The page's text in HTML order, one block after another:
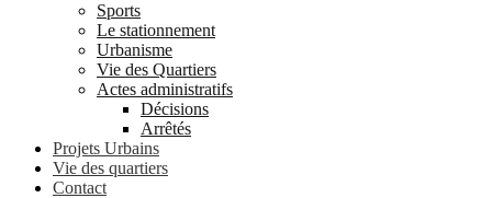
Sports
Le stationnement
Urbanisme
Vie des Quartiers
Actes administratifs
Décisions
Arrêtés
Projets Urbains
Vie des quartiers
Contact